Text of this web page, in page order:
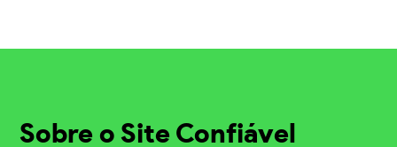
Sobre o Site Confiável